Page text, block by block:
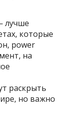
лучше
которые
power
на
раскрыть
но важно